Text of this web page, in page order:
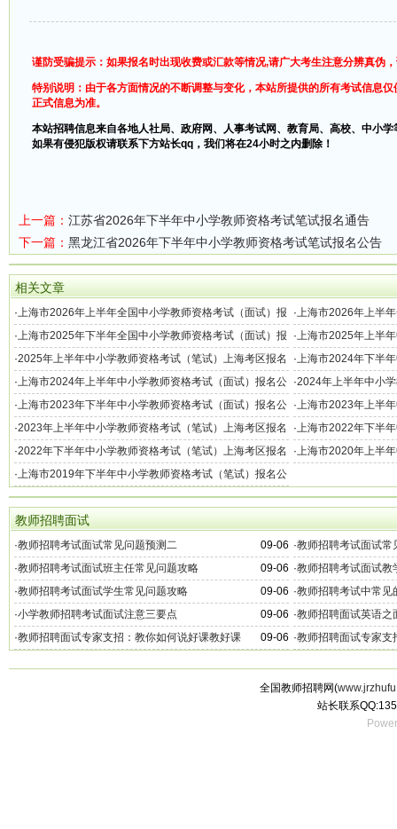
谨防受骗提示：如果报名时出现收费或汇款等情况,请广大考生注意分辨真伪
特别说明：由于各方面情况的不断调整与变化，本站所提供的所有考试信息
正式信息为准。
本站招聘信息来自各地人社局、政府网、人事考试网、教育局、高校、中小
如果有侵犯版权请联系下方站长qq，我们将在24小时之内删除！
上一篇： 江苏省2026年下半年中小学教师资格考试笔试报名通告
下一篇： 黑龙江省2026年下半年中小学教师资格考试笔试报名公告
相关文章
·上海市2026年上半年全国中小学教师资格考试（面试）报
名公告
·上海市2026年上半
名公告
·上海市2025年下半年全国中小学教师资格考试（面试）报
名公告
·上海市2025年上半
告
·2025年上半年中小学教师资格考试（笔试）上海考区报名
公告
·上海市2024年下半
告
·上海市2024年上半年中小学教师资格考试（面试）报名公
告
·2024年上半年中小
公告
·上海市2023年下半年中小学教师资格考试（面试）报名公
告
·上海市2023年上半
告
·2023年上半年中小学教师资格考试（笔试）上海考区报名
公告
·上海市2022年下半
告
·2022年下半年中小学教师资格考试（笔试）上海考区报名
公告
·上海市2020年上半
·上海市2019年下半年中小学教师资格考试（笔试）报名公
告
教师招聘面试
09-06
·教师招聘考试面试常见问题预测二 ·教师招聘考试面试常
09-06
·教师招聘考试面试班主任常见问题攻略 ·教师招聘考试面试教
09-06
·教师招聘考试面试学生常见问题攻略 ·教师招聘考试中常见
09-06
·小学教师招聘考试面试注意三要点 ·教师招聘面试英语之
09-06
·教师招聘面试专家支招：教你如何说好课教好课 ·教师招聘面试专家支
全国教师招聘网(
站长联系